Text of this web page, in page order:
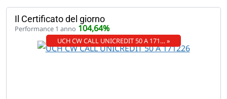
Il Certificato del giorno
Performance 1 anno 104,64%
UCH CW CALL UNICREDIT 50 A 171… »